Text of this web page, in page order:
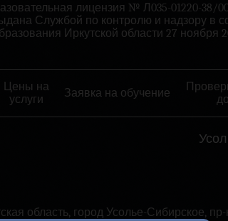
лицензия № Л035-01220-38/
Службой по контролю и надзору в
Иркутской области 27 ноября
Цены на
услуги
Заявка на обучение
область, город Усолье-Сибирское, пр-